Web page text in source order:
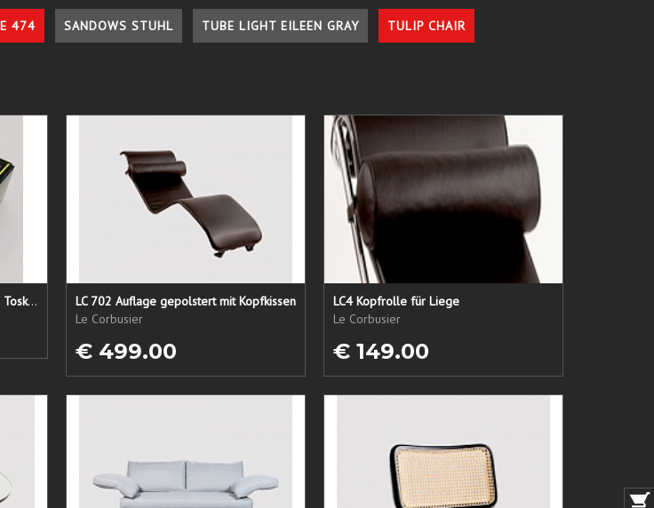
474 SANDOWS STUHL TUBE LIGHT EILEEN GRAY TULIP CHAIR
Lederpflege-Set ein Gruß aus der Toskana...
LC 702 Auflage gepolstert mit Kopfkissen
Le Corbusier
€ 499.00
LC4 Kopfrolle für Liege
Le Corbusier
€ 149.00